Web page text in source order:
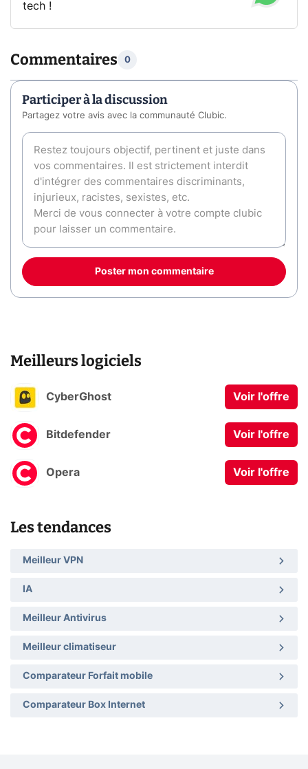
tech !
Commentaires 0
Participer à la discussion
Partagez votre avis avec la communauté Clubic.
Poster mon commentaire
Meilleurs logiciels
CyberGhost Voir l'offre
Bitdefender Voir l'offre
Opera Voir l'offre
Les tendances
Meilleur VPN
IA
Meilleur Antivirus
Meilleur climatiseur
Comparateur Forfait mobile
Comparateur Box Internet